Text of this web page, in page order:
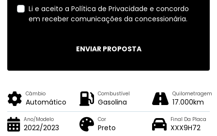
Li e aceito a Política de Privacidade e concordo
em receber comunicações da concessionária.
ENVIAR PROPOSTA
Câmbio
Automático
Combustível
Gasolina
Quilometragem
17.000km
Ano/Modelo
2022/2023
Cor
Preto
Final Da Placa
XXX9H72